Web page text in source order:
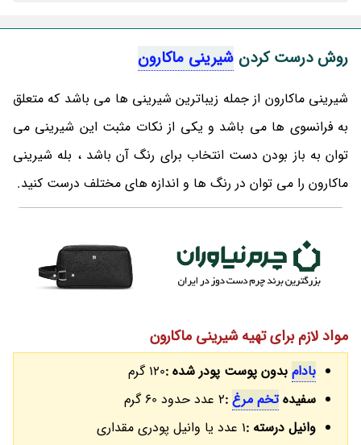
روش درست کردن شیرینی ماکارون
شیرینی ماکارون از جمله زیباترین شیرینی ها می باشد که متعلق
به فرانسوی ها می باشد و یکی از نکات مثبت این شیرینی می
توان به باز بودن دست انتخاب برای رنگ آن باشد ، بله شیرینی
ماکارون را می توان در رنگ ها و اندازه های مختلف درست کنید.
مواد لازم برای تهیه شیرینی ماکارون
بادام بدون پوست پودر شده :120 گرم
سفیدهتخم مرغ :2 عدد حدود 60 گرم
وانیل درسته :1 عدد یا وانیل پودری مقداری